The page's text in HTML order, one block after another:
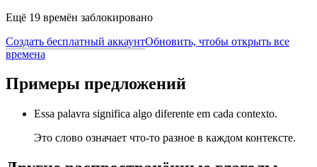
Ещё 19 времён заблокировано
Создать бесплатный аккаунтОбновить, чтобы открыть все
времена
Примеры предложений
Essa palavra significa algo diferente em cada contexto.
Это слово означает что-то разное в каждом контексте.